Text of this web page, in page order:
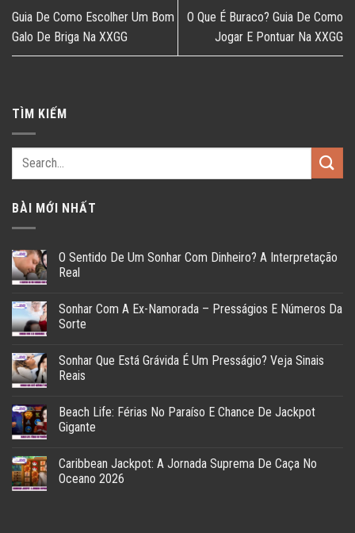
Guia De Como Escolher Um Bom
Galo De Briga Na XXGG
O Que É Buraco? Guia De Como
Jogar E Pontuar Na XXGG
TÌM KIẾM
BÀI MỚI NHẤT
O Sentido De Um Sonhar Com Dinheiro? A Interpretação
Real
Sonhar Com A Ex-Namorada – Presságios E Números Da
Sorte
Sonhar Que Está Grávida É Um Presságio? Veja Sinais
Reais
Beach Life: Férias No Paraíso E Chance De Jackpot
Gigante
Caribbean Jackpot: A Jornada Suprema De Caça No
Oceano 2026